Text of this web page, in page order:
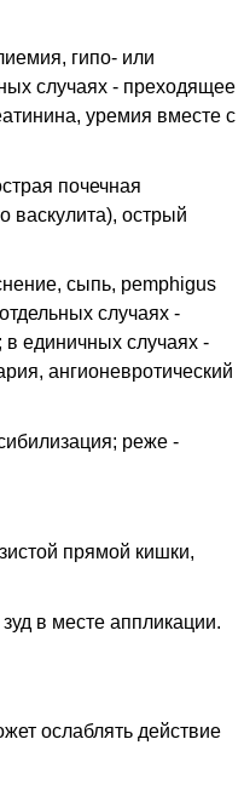
гипо- или
случаях - преходящее
уремия вместе с
почечная
васкулита), острый
сыпь, pemphigus
случаях -
единичных случаях -
ангионевротический
реже -
прямой кишки,
в месте аппликации.
ослаблять действие